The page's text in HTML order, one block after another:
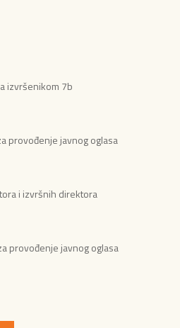
izvršenikom 7b
provođenje javnog oglasa
i izvršnih direktora
provođenje javnog oglasa